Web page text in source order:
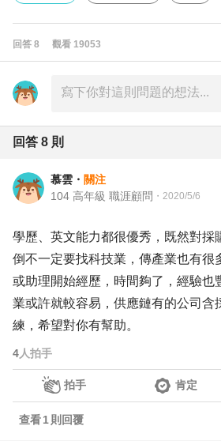
回答 8 觀看 19053
回答 8 則
慕雲 ・ 關注
104 高年級 職涯顧問 ・ 2020/5/6
學歷、英文能力都很優秀，既然對採
倒不一定要找科技業，傳產業也有很
或助理開始經歷，時間夠了，經驗也
業或許就較容易，供應鏈有的公司含
練，希望對你有幫助。
4人拍手
拍手 肯定
查看1 則回覆